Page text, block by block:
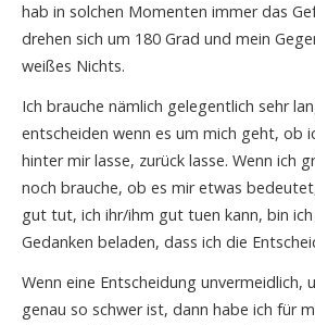
hab in solchen Momenten immer das
drehen sich um 180 Grad und mein
weißes Nichts.
Ich brauche nämlich gelegentlich sehr
entscheiden wenn es um mich geht, ob
hinter mir lasse, zurück lasse. Wenn ich
noch brauche, ob es mir etwas
gut tut, ich ihr/ihm gut tuen kann, bin
Gedanken beladen, dass ich die
Wenn eine Entscheidung unvermeidlich,
genau so schwer ist, dann habe ich für